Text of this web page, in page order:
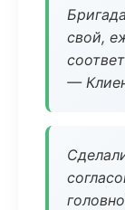
свой,
—